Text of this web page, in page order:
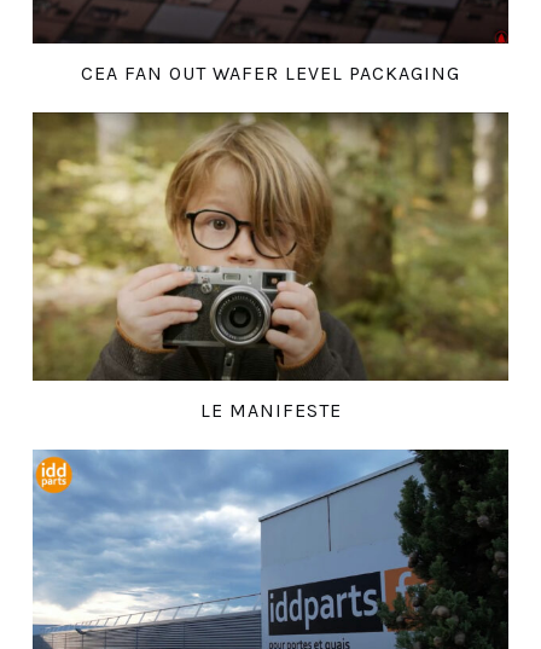
CEA FAN OUT WAFER LEVEL PACKAGING
LE MANIFESTE